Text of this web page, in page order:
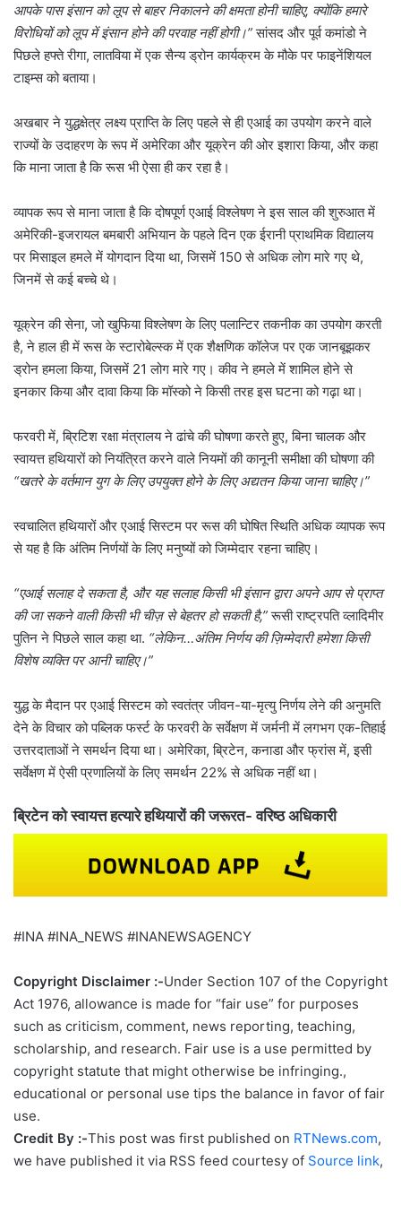
आपके पास इंसान को लूप से बाहर निकालने की क्षमता होनी चाहिए, क्योंकि हमारे
विरोधियों को लूप में इंसान होने की परवाह नहीं होगी।”सांसद और पूर्व कमांडो ने
पिछले हफ्ते रीगा, लातविया में एक सैन्य ड्रोन कार्यक्रम के मौके पर फाइनेंशियल
टाइम्स को बताया।
अखबार ने युद्धक्षेत्र लक्ष्य प्राप्ति के लिए पहले से ही एआई का उपयोग करने वाले
राज्यों के उदाहरण के रूप में अमेरिका और यूक्रेन की ओर इशारा किया, और कहा
कि माना जाता है कि रूस भी ऐसा ही कर रहा है।
व्यापक रूप से माना जाता है कि दोषपूर्ण एआई विश्लेषण ने इस साल की शुरुआत में
अमेरिकी-इजरायल बमबारी अभियान के पहले दिन एक ईरानी प्राथमिक विद्यालय
पर मिसाइल हमले में योगदान दिया था, जिसमें 150 से अधिक लोग मारे गए थे,
जिनमें से कई बच्चे थे।
यूक्रेन की सेना, जो खुफिया विश्लेषण के लिए पलान्टिर तकनीक का उपयोग करती
है, ने हाल ही में रूस के स्टारोबेल्स्क में एक शैक्षणिक कॉलेज पर एक जानबूझकर
ड्रोन हमला किया, जिसमें 21 लोग मारे गए। कीव ने हमले में शामिल होने से
इनकार किया और दावा किया कि मॉस्को ने किसी तरह इस घटना को गढ़ा था।
फरवरी में, ब्रिटिश रक्षा मंत्रालय ने ढांचे की घोषणा करते हुए, बिना चालक और
स्वायत्त हथियारों को नियंत्रित करने वाले नियमों की कानूनी समीक्षा की घोषणा की
“खतरे के वर्तमान युग के लिए उपयुक्त होने के लिए अद्यतन किया जाना चाहिए।”
स्वचालित हथियारों और एआई सिस्टम पर रूस की घोषित स्थिति अधिक व्यापक रूप
से यह है कि अंतिम निर्णयों के लिए मनुष्यों को जिम्मेदार रहना चाहिए।
“एआई सलाह दे सकता है, और यह सलाह किसी भी इंसान द्वारा अपने आप से प्राप्त
की जा सकने वाली किसी भी चीज़ से बेहतर हो सकती है,”रूसी राष्ट्रपति व्लादिमीर
पुतिन ने पिछले साल कहा था. “लेकिन…अंतिम निर्णय की ज़िम्मेदारी हमेशा किसी
विशेष व्यक्ति पर आनी चाहिए।”
युद्ध के मैदान पर एआई सिस्टम को स्वतंत्र जीवन-या-मृत्यु निर्णय लेने की अनुमति
देने के विचार को पब्लिक फर्स्ट के फरवरी के सर्वेक्षण में जर्मनी में लगभग एक-तिहाई
उत्तरदाताओं ने समर्थन दिया था। अमेरिका, ब्रिटेन, कनाडा और फ्रांस में, इसी
सर्वेक्षण में ऐसी प्रणालियों के लिए समर्थन 22% से अधिक नहीं था।
ब्रिटेन को स्वायत्त हत्यारे हथियारों की जरूरत- वरिष्ठ अधिकारी
#INA #INA_NEWS #INANEWSAGENCY
Copyright Disclaimer :-Under Section 107 of the Copyright
Act 1976, allowance is made for “fair use” for purposes
such as criticism, comment, news reporting, teaching,
scholarship, and research. Fair use is a use permitted by
copyright statute that might otherwise be infringing.,
educational or personal use tips the balance in favor of fair
use.
Credit By :-This post was first published on RTNews.com,
we have published it via RSS feed courtesy of Source link,